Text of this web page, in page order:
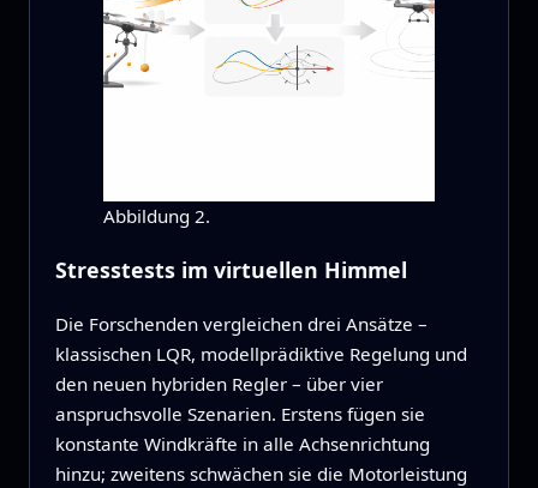
Abbildung 2.
Stresstests im virtuellen Himmel
Die Forschenden vergleichen drei Ansätze –
klassischen LQR, modellprädiktive Regelung und
den neuen hybriden Regler – über vier
anspruchsvolle Szenarien. Erstens fügen sie
konstante Windkräfte in alle Achsenrichtung
hinzu; zweitens schwächen sie die Motorleistung